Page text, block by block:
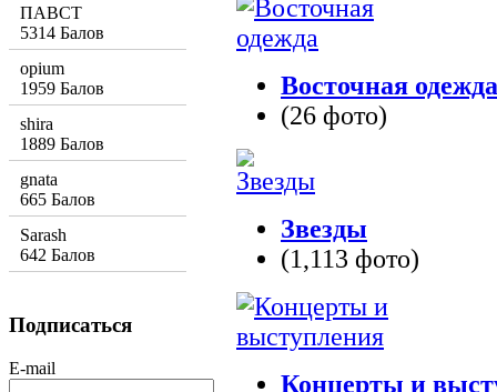
Восточная одежда
(26 фото)
Звезды
(1,113 фото)
Концерты и
ПАВСТ
5314 Балов
opium
1959 Балов
shira
1889 Балов
gnata
665 Балов
Sarash
642 Балов
Подписаться
E-mail